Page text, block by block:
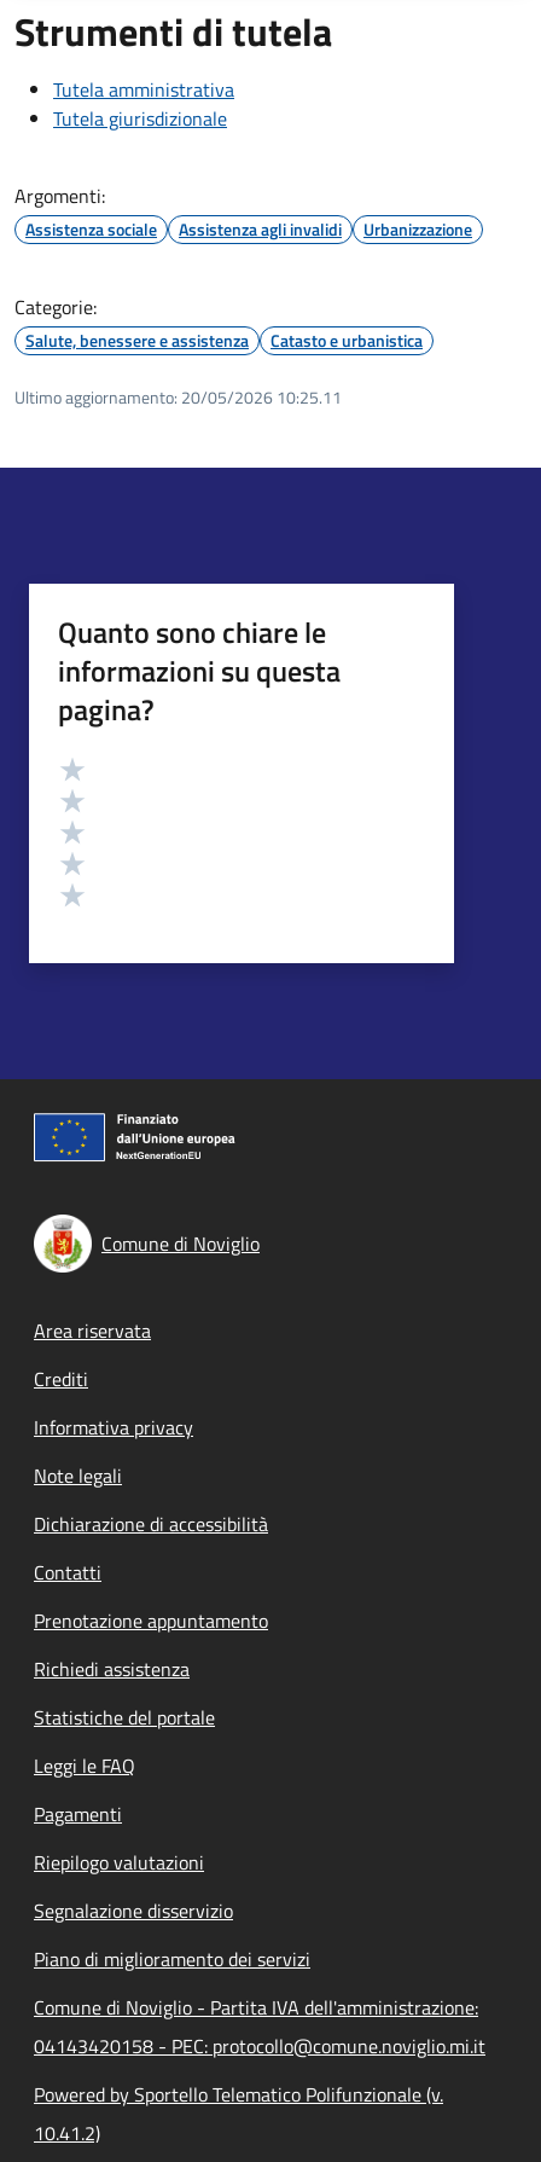
Strumenti di tutela
Tutela amministrativa
Tutela giurisdizionale
Argomenti:
Assistenza sociale Assistenza agli invalidi Urbanizzazione
Categorie:
Salute, benessere e assistenza Catasto e urbanistica
Ultimo aggiornamento: 20/05/2026 10:25.11
Quanto sono chiare le
informazioni su questa
pagina?
Valutazione
Comune di Noviglio
Footer menu
Area riservata
Crediti
Informativa privacy
Note legali
Dichiarazione di accessibilità
Contatti
Prenotazione appuntamento
Richiedi assistenza
Statistiche del portale
Leggi le FAQ
Pagamenti
Riepilogo valutazioni
Segnalazione disservizio
Piano di miglioramento dei servizi
Comune di Noviglio - Partita IVA dell'amministrazione:
04143420158 - PEC: protocollo@comune.noviglio.mi.it
Powered by Sportello Telematico Polifunzionale (v.
10.41.2)